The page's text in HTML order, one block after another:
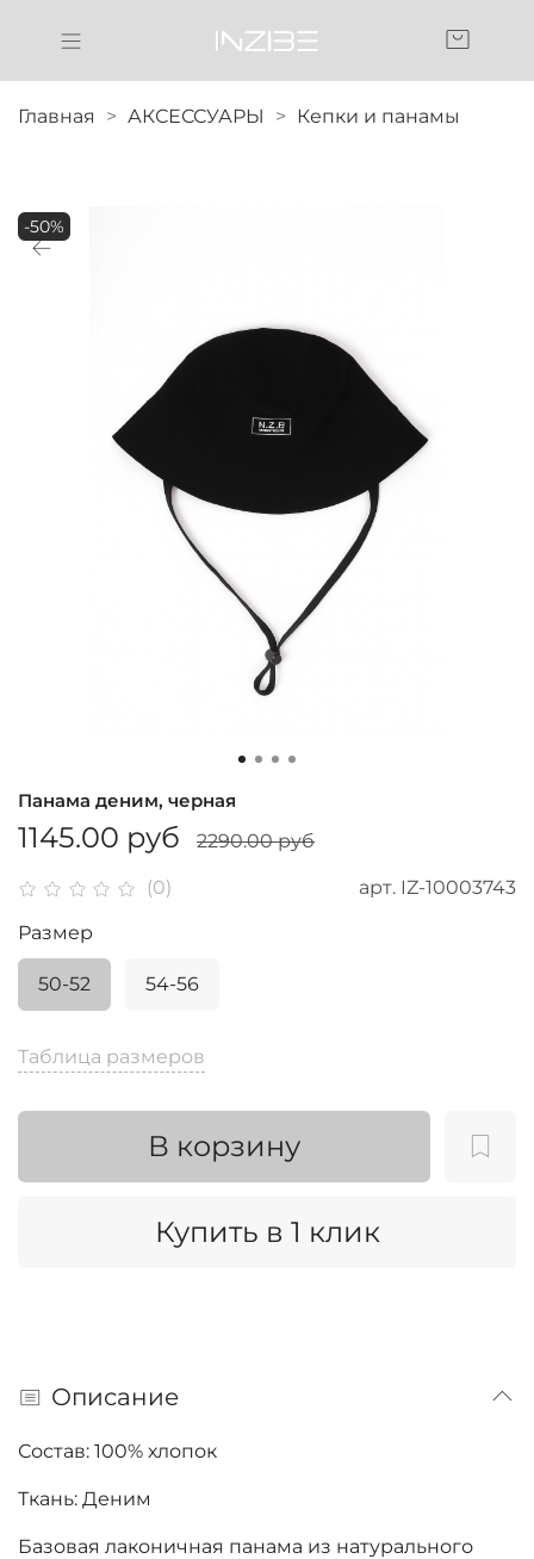
Главная АКСЕССУАРЫ Кепки и панамы
-50%
(0) арт. IZ-10003743
Панама деним, черная
1145.00 руб 2290.00 руб
Таблица размеров
В корзину
Купить в 1 клик
Размер
50-52 54-56
Описание
Состав: 100% хлопок
Ткань: Деним
Базовая лаконичная панама из натурального